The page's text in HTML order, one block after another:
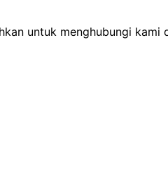
untuk menghubungi kami